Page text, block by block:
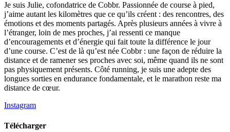
Je suis Julie, cofondatrice de Cobbr. Passionnée de course à pied,
j’aime autant les kilomètres que ce qu’ils créent : des rencontres, des
émotions et des moments partagés. Après plusieurs années à vivre à
l’étranger, loin de mes proches, j’ai ressenti ce manque
d’encouragements et d’énergie qui fait toute la différence le jour
d’une course. C’est de là qu’est née Cobbr : une façon de réduire la
distance et de ramener ses proches avec soi, même quand ils ne sont
pas physiquement présents. Côté running, je suis une adepte des
longues sorties en endurance fondamentale, et le marathon reste ma
distance de cœur.
Instagram
Télécharger